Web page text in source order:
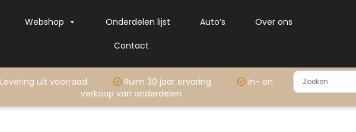
Webshop Onderdelen lijst Auto’s
Over ons
Contact
Levering uit voorraad Ruim 30 jaar ervaring
In- en
verkoop van onderdelen